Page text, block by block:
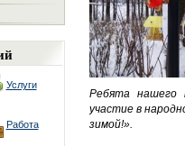
Услуги
Работа
Ребята нашего
участие в
зимой!».